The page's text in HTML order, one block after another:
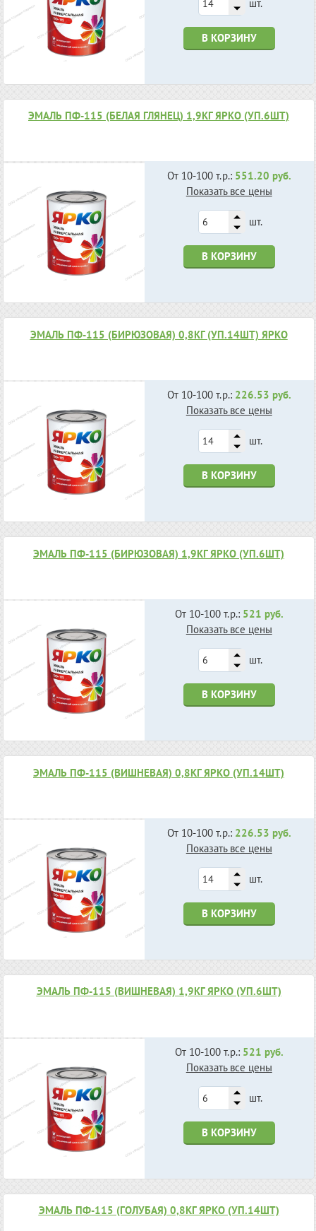
шт.
В КОРЗИНУ
ЭМАЛЬ ПФ-115 (БЕЛАЯ ГЛЯНЕЦ) 1,9КГ ЯРКО (УП.6ШТ)
От 10-100 т.р.: 551.20 руб.
Показать все цены
шт.
В КОРЗИНУ
ЭМАЛЬ ПФ-115 (БИРЮЗОВАЯ) 0,8КГ (УП.14ШТ) ЯРКО
От 10-100 т.р.: 226.53 руб.
Показать все цены
шт.
В КОРЗИНУ
ЭМАЛЬ ПФ-115 (БИРЮЗОВАЯ) 1,9КГ ЯРКО (УП.6ШТ)
От 10-100 т.р.: 521 руб.
Показать все цены
шт.
В КОРЗИНУ
ЭМАЛЬ ПФ-115 (ВИШНЕВАЯ) 0,8КГ ЯРКО (УП.14ШТ)
От 10-100 т.р.: 226.53 руб.
Показать все цены
шт.
В КОРЗИНУ
ЭМАЛЬ ПФ-115 (ВИШНЕВАЯ) 1,9КГ ЯРКО (УП.6ШТ)
От 10-100 т.р.: 521 руб.
Показать все цены
шт.
В КОРЗИНУ
ЭМАЛЬ ПФ-115 (ГОЛУБАЯ) 0,8КГ ЯРКО (УП.14ШТ)